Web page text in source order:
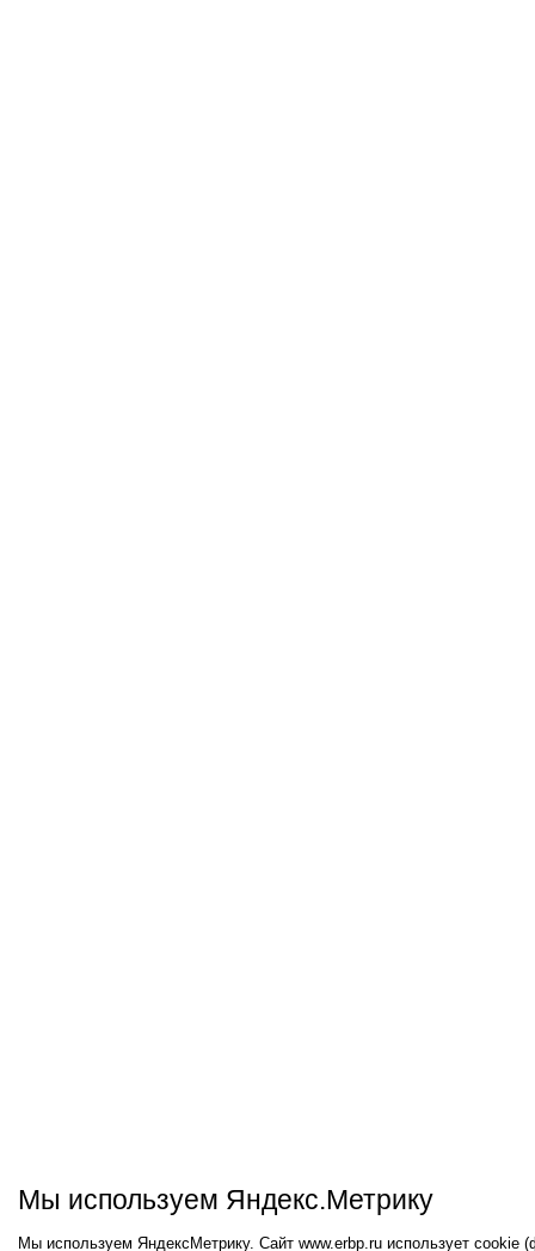
Мы используем Яндекс.Метрику
Мы используем ЯндексМетрику. Сайт www.erbp.ru использует